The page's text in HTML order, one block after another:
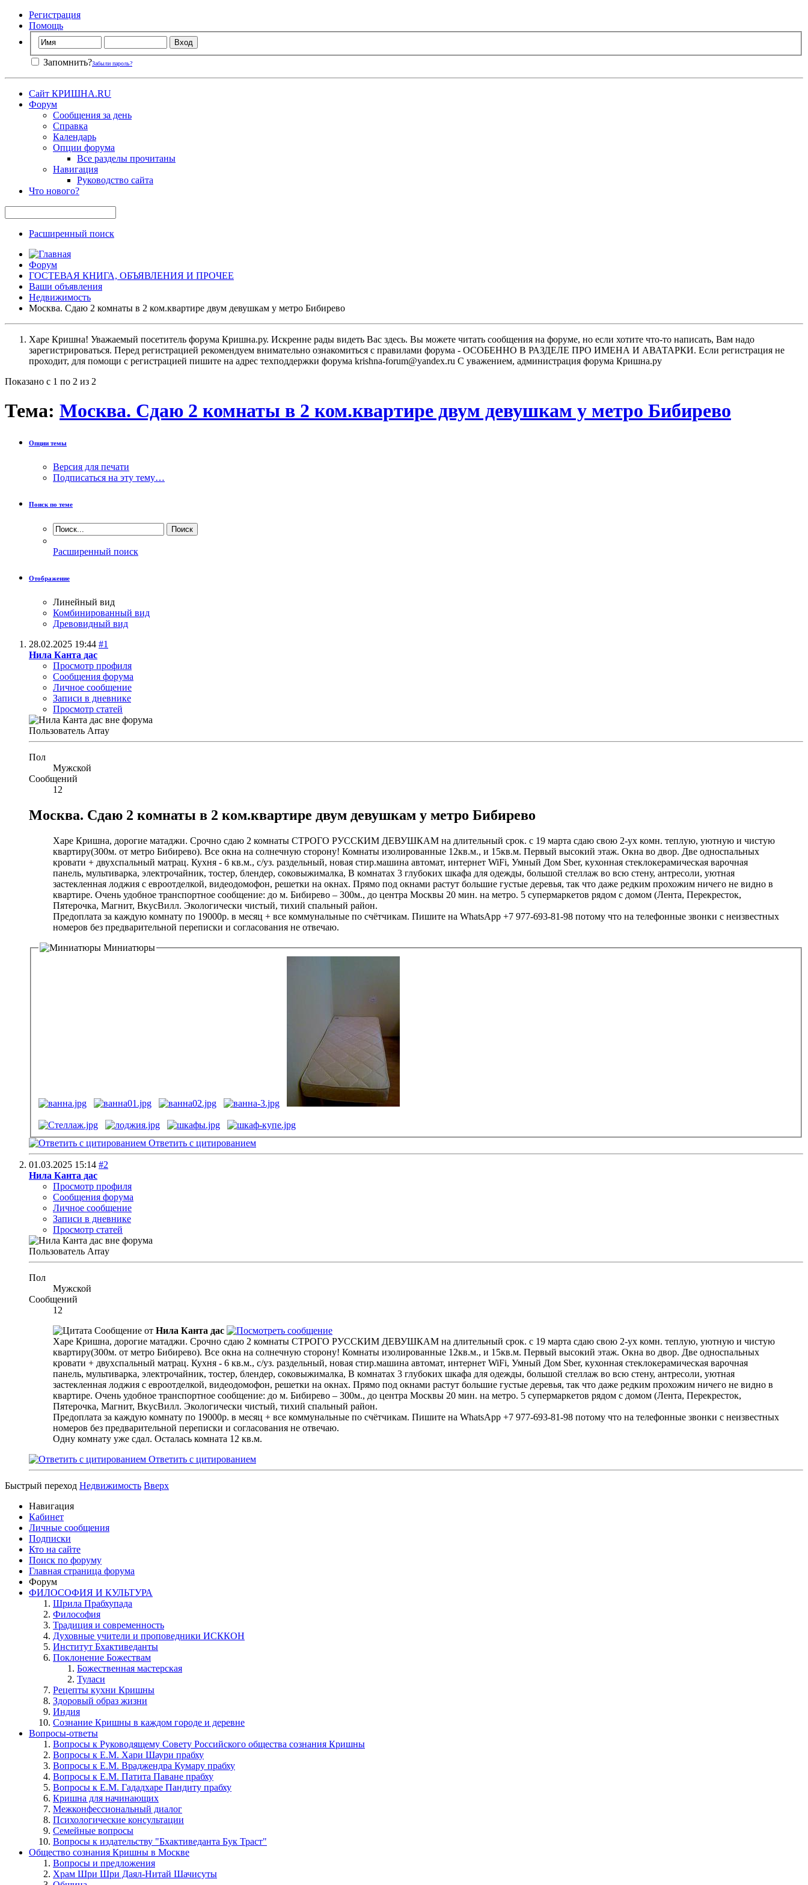
Регистрация
Помощь
Запомнить?Забыли пароль?
Сайт КРИШНА.RU
Форум
Сообщения за день
Справка
Календарь
Опции форума
Все разделы прочитаны
Навигация
Руководство сайта
Что нового?
Расширенный поиск
Форум
ГОСТЕВАЯ КНИГА, ОБЪЯВЛЕНИЯ И ПРОЧЕЕ
Ваши объявления
Недвижимость
Москва. Сдаю 2 комнаты в 2 ком.квартире двум девушкам у метро Бибирево
Харе Кришна! Уважаемый посетитель форума Кришна.ру. Искренне рады видеть Вас здесь. Вы можете читать сообщения на форуме, но если хотите что-то написать, Вам надо
зарегистрироваться. Перед регистрацией рекомендуем внимательно ознакомиться с правилами форума - ОСОБЕННО В РАЗДЕЛЕ ПРО ИМЕНА И АВАТАРКИ. Если регистрация не
проходит, для помощи с регистрацией пишите на адрес техподдержки форума krishna-forum@yandex.ru С уважением, администрация форума Кришна.ру
Показано с 1 по 2 из 2
Тема: Москва. Сдаю 2 комнаты в 2 ком.квартире двум девушкам у метро Бибирево
Опции темы
Версия для печати
Подписаться на эту тему…
Поиск по теме
Расширенный поиск
Отображение
Линейный вид
Комбинированный вид
Древовидный вид
28.02.2025 19:44 #1
Нила Канта дас
Просмотр профиля
Сообщения форума
Личное сообщение
Записи в дневнике
Просмотр статей
Пользователь Array
Пол
Мужской
Сообщений
12
Москва. Сдаю 2 комнаты в 2 ком.квартире двум девушкам у метро Бибирево
Харе Кришна, дорогие матаджи. Срочно сдаю 2 комнаты СТРОГО РУССКИМ ДЕВУШКАМ на длительный срок. с 19 марта сдаю свою 2-ух комн. теплую, уютную и чистую
квартиру(300м. от метро Бибирево). Все окна на солнечную сторону! Комнаты изолированные 12кв.м., и 15кв.м. Первый высокий этаж. Окна во двор. Две односпальных
кровати + двухспальный матрац. Кухня - 6 кв.м., с/уз. раздельный, новая стир.машина автомат, интернет WiFi, Умный Дом Sber, кухонная стеклокерамическая варочная
панель, мультиварка, электрочайник, тостер, блендер, соковыжималка, В комнатах 3 глубоких шкафа для одежды, большой стеллаж во всю стену, антресоли, уютная
застекленная лоджия с евроотделкой, видеодомофон, решетки на окнах. Прямо под окнами растут большие густые деревья, так что даже редким прохожим ничего не видно в
квартире. Очень удобное транспортное сообщение: до м. Бибирево – 300м., до центра Москвы 20 мин. на метро. 5 супермаркетов рядом с домом (Лента, Перекресток,
Пятерочка, Магнит, ВкусВилл. Экологически чистый, тихий спальный район.
Предоплата за каждую комнату по 19000р. в месяц + все коммунальные по счётчикам. Пишите на WhatsApp +7 977-693-81-98 потому что на телефонные звонки с неизвестных
номеров без предварительной переписки и согласования не отвечаю.
Миниатюры
Ответить с цитированием
01.03.2025 15:14 #2
Нила Канта дас
Просмотр профиля
Сообщения форума
Личное сообщение
Записи в дневнике
Просмотр статей
Пользователь Array
Пол
Мужской
Сообщений
12
Сообщение от Нила Канта дас
Харе Кришна, дорогие матаджи. Срочно сдаю 2 комнаты СТРОГО РУССКИМ ДЕВУШКАМ на длительный срок. с 19 марта сдаю свою 2-ух комн. теплую, уютную и чистую
квартиру(300м. от метро Бибирево). Все окна на солнечную сторону! Комнаты изолированные 12кв.м., и 15кв.м. Первый высокий этаж. Окна во двор. Две односпальных
кровати + двухспальный матрац. Кухня - 6 кв.м., с/уз. раздельный, новая стир.машина автомат, интернет WiFi, Умный Дом Sber, кухонная стеклокерамическая варочная
панель, мультиварка, электрочайник, тостер, блендер, соковыжималка, В комнатах 3 глубоких шкафа для одежды, большой стеллаж во всю стену, антресоли, уютная
застекленная лоджия с евроотделкой, видеодомофон, решетки на окнах. Прямо под окнами растут большие густые деревья, так что даже редким прохожим ничего не видно в
квартире. Очень удобное транспортное сообщение: до м. Бибирево – 300м., до центра Москвы 20 мин. на метро. 5 супермаркетов рядом с домом (Лента, Перекресток,
Пятерочка, Магнит, ВкусВилл. Экологически чистый, тихий спальный район.
Предоплата за каждую комнату по 19000р. в месяц + все коммунальные по счётчикам. Пишите на WhatsApp +7 977-693-81-98 потому что на телефонные звонки с неизвестных
номеров без предварительной переписки и согласования не отвечаю.
Одну комнату уже сдал. Осталась комната 12 кв.м.
Ответить с цитированием
Быстрый переход Недвижимость Вверх
Навигация
Кабинет
Личные сообщения
Подписки
Кто на сайте
Поиск по форуму
Главная страница форума
Форум
ФИЛОСОФИЯ И КУЛЬТУРА
Шрила Прабхупада
Философия
Традиция и современность
Духовные учители и проповедники ИСККОН
Институт Бхактиведанты
Поклонение Божествам
Божественная мастерская
Туласи
Рецепты кухни Кришны
Здоровый образ жизни
Индия
Сознание Кришны в каждом городе и деревне
Вопросы-ответы
Вопросы к Руководящему Совету Российского общества сознания Кришны
Вопросы к Е.М. Хари Шаури прабху
Вопросы к Е.М. Враджендра Кумару прабху
Вопросы к Е.М. Патита Паване прабху
Вопросы к Е.М. Гададхаре Пандиту прабху
Кришна для начинающих
Межконфессиональный диалог
Психологические консультации
Семейные вопросы
Вопросы к издательству "Бхактиведанта Бук Траст"
Общество сознания Кришны в Москве
Вопросы и предложения
Храм Шри Шри Даял-Нитай Шачисуты